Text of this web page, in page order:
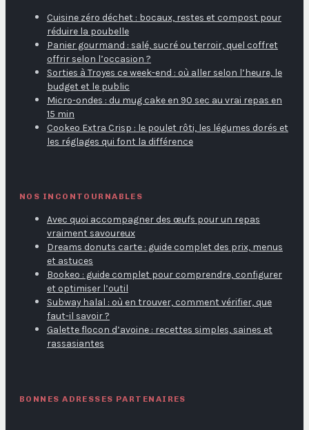
Cuisine zéro déchet : bocaux, restes et compost pour
réduire la poubelle
Panier gourmand : salé, sucré ou terroir, quel coffret
offrir selon l’occasion ?
Sorties à Troyes ce week-end : où aller selon l’heure, le
budget et le public
Micro-ondes : du mug cake en 90 sec au vrai repas en
15 min
Cookeo Extra Crisp : le poulet rôti, les légumes dorés et
les réglages qui font la différence
NOS INCONTOURNABLES
Avec quoi accompagner des œufs pour un repas
vraiment savoureux
Dreams donuts carte : guide complet des prix, menus
et astuces
Bookeo : guide complet pour comprendre, configurer
et optimiser l’outil
Subway halal : où en trouver, comment vérifier, que
faut-il savoir ?
Galette flocon d’avoine : recettes simples, saines et
rassasiantes
BONNES ADRESSES PARTENAIRES